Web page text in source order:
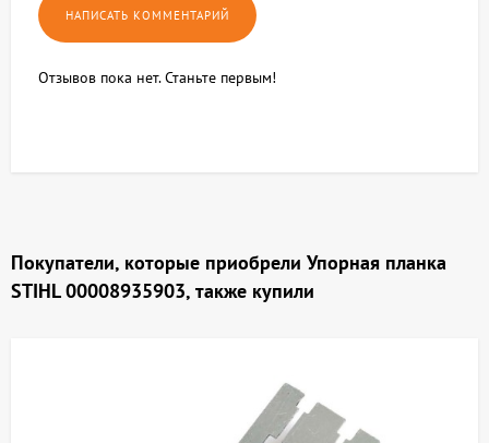
Отзывов пока нет. Станьте первым!
Покупатели, которые приобрели Упорная планка
STIHL 00008935903, также купили